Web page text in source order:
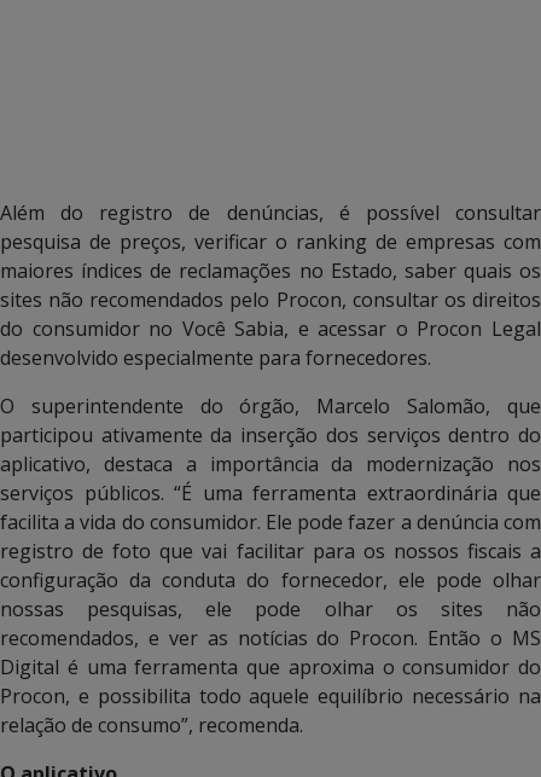
Além do registro de denúncias, é possível consultar
pesquisa de preços, verificar o ranking de empresas com
maiores índices de reclamações no Estado, saber quais os
sites não recomendados pelo Procon, consultar os direitos
do consumidor no Você Sabia, e acessar o Procon Legal
desenvolvido especialmente para fornecedores.
O superintendente do órgão, Marcelo Salomão, que
participou ativamente da inserção dos serviços dentro do
aplicativo, destaca a importância da modernização nos
serviços públicos. “É uma ferramenta extraordinária que
facilita a vida do consumidor. Ele pode fazer a denúncia com
registro de foto que vai facilitar para os nossos fiscais a
configuração da conduta do fornecedor, ele pode olhar
nossas pesquisas, ele pode olhar os sites não
recomendados, e ver as notícias do Procon. Então o MS
Digital é uma ferramenta que aproxima o consumidor do
Procon, e possibilita todo aquele equilíbrio necessário na
relação de consumo”, recomenda.